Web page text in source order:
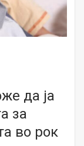
да ја
за
во рок